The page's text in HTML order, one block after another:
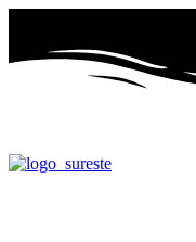
contenido